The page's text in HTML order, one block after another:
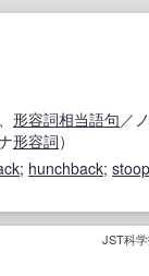
形容詞相当語句 ／ノ
形容詞）
; hunchback; stoop
JST科